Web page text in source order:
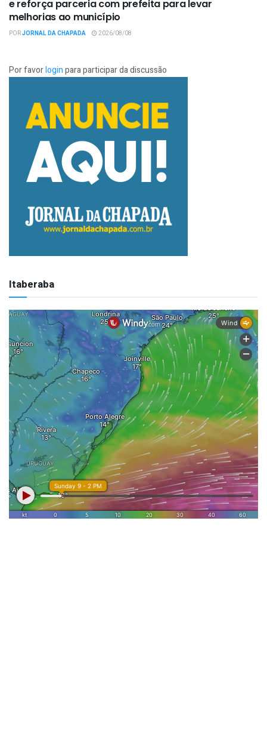
e reforça parceria com prefeita para levar
melhorias ao município
PORJORNAL DA CHAPADA 2026/08/08
Por favorloginpara participar da discussão
Itaberaba